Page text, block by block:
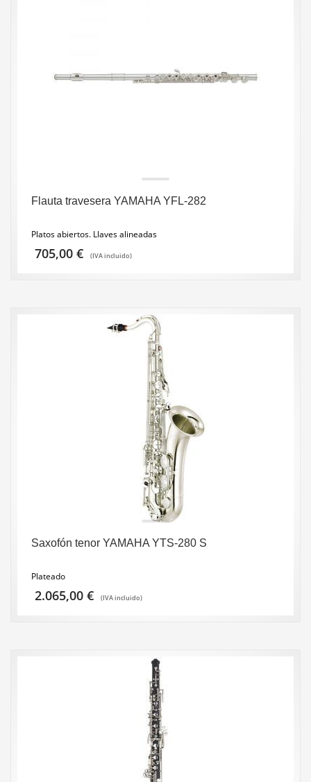
Flauta travesera YAMAHA YFL-282
Platos abiertos. Llaves alineadas
705,00 € (IVA incluido)
Saxofón tenor YAMAHA YTS-280 S
Plateado
2.065,00 € (IVA incluido)